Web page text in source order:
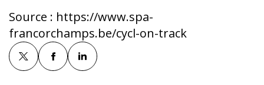
Source : https://www.spa-
francorchamps.be/cycl-on-track